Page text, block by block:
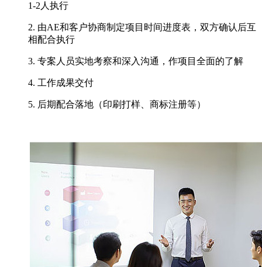
1-2人执行
2. 由AE和客户协商制定项目时间进度表，双方确认后互
相配合执行
3. 专案人员实地考察和深入沟通，作项目全面的了解
4. 工作成果交付
5. 后期配合落地（印刷打样、商标注册等）